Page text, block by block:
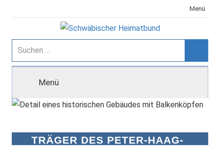
Inhalt
Menü
Schwäbischer
Heimatbund
Suchen
nach:
Menü
TRÄGER DES PETER-HAAG-